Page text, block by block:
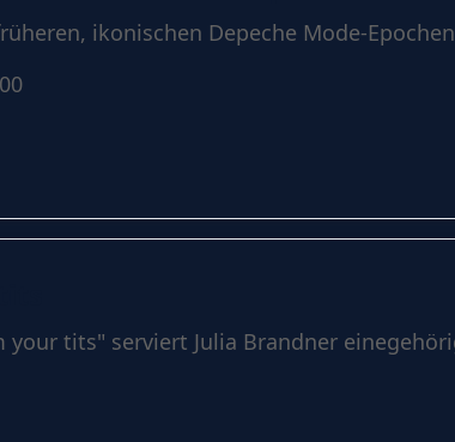
ikonischen Depeche Mode-
tits" serviert Julia Brandner